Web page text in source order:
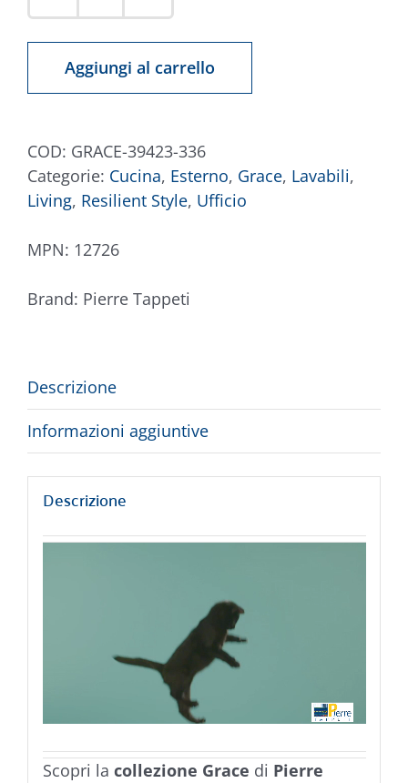
336
quantità
Aggiungi al carrello
COD: GRACE-39423-336
Categorie: Cucina, Esterno, Grace, Lavabili,
Living, Resilient Style, Ufficio
MPN: 12726
Brand: Pierre Tappeti
Descrizione
Informazioni aggiuntive
Descrizione
Scopri la collezione Grace di Pierre